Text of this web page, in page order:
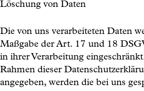
Löschung von Daten
Die von uns verarbeiteten Daten
Maßgabe der Art. 17 und 18
in ihrer Verarbeitung
Rahmen dieser
angegeben, werden die bei uns